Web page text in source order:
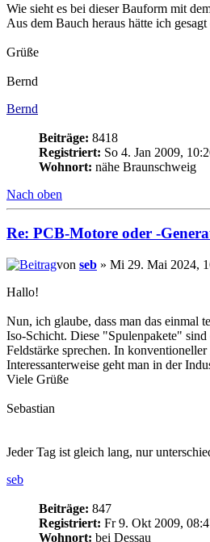
Wie sieht es bei dieser Bauform mit
Aus dem Bauch heraus hätte ich
Grüße
Bernd
Bernd
Beiträge: 8418
Registriert: So 4. Jan 2009,
Wohnort: nähe Braunschweig
Nach oben
Re: PCB-Motore oder -
von seb » Mi 29. Mai 2024,
Hallo!
Nun, ich glaube, dass man das einmal
Iso-Schicht. Diese "Spulenpakete"
Feldstärke sprechen. In
Interessanterweise geht man in der
Viele Grüße
Sebastian
Jeder Tag ist gleich lang, nur
seb
Beiträge: 847
Registriert: Fr 9. Okt 2009,
Wohnort: bei Dessau